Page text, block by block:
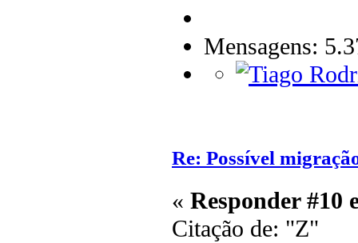
Mensagens:
Re: Possível
« Responder #10
Citação de: "Z"